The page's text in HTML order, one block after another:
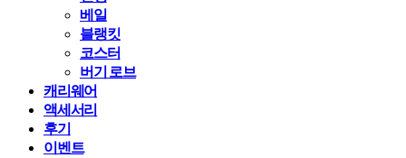
베일
블랭킷
코스터
버기 로브
캐리웨어
액세서리
후기
이벤트